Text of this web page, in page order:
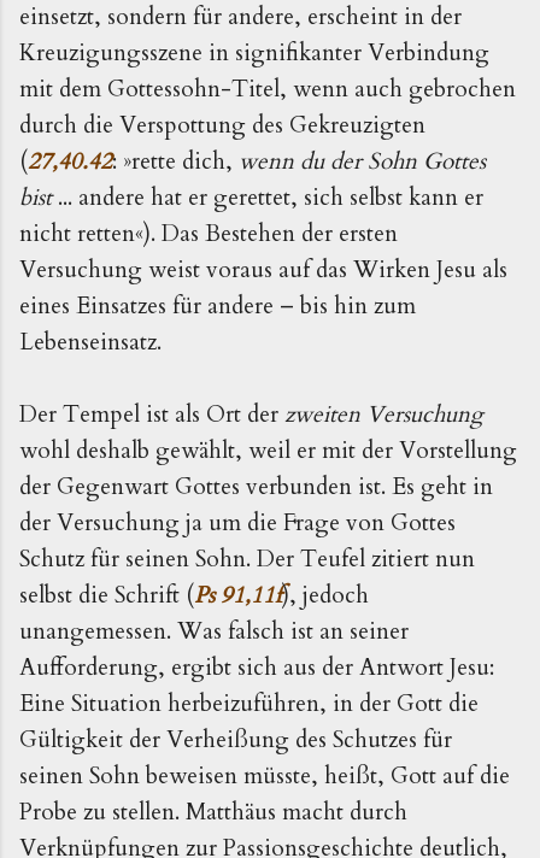
einsetzt, sondern für andere, erscheint in der
Kreuzigungsszene in signifikanter Verbindung
mit dem Gottessohn-Titel, wenn auch gebrochen
durch die Verspottung des Gekreuzigten
(27,40.42: »rette dich, wenn du der Sohn Gottes
bist... andere hat er gerettet, sich selbst kann er
nicht retten«). Das Bestehen der ersten
Versuchung weist voraus auf das Wirken Jesu als
eines Einsatzes für andere – bis hin zum
Lebenseinsatz.
Der Tempel ist als Ort derzweiten Versuchung
wohl deshalb gewählt, weil er mit der Vorstellung
der Gegenwart Gottes verbunden ist. Es geht in
der Versuchung ja um die Frage von Gottes
Schutz für seinen Sohn. Der Teufel zitiert nun
selbst die Schrift (Ps 91,11f), jedoch
unangemessen. Was falsch ist an seiner
Aufforderung, ergibt sich aus der Antwort Jesu:
Eine Situation herbeizuführen, in der Gott die
Gültigkeit der Verheißung des Schutzes für
seinen Sohn beweisen müsste, heißt, Gott auf die
Probe zu stellen. Matthäus macht durch
Verknüpfungen zur Passionsgeschichte deutlich,